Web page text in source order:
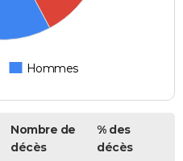
Hommes
Nombre de
décès
% des
décès